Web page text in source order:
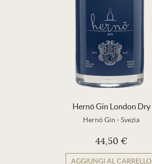
Hernö Gin London Dry
Hernö Gin -Svezia
44,50 €
AGGIUNGI AL CARRELLO